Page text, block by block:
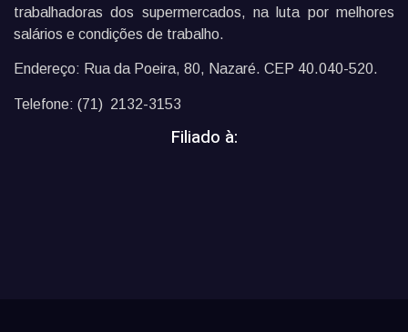
trabalhadoras dos supermercados, na luta por melhores
salários e condições de trabalho.
Endereço: Rua da Poeira, 80, Nazaré. CEP 40.040-520.
Telefone: (71) 2132-3153
Filiado à: